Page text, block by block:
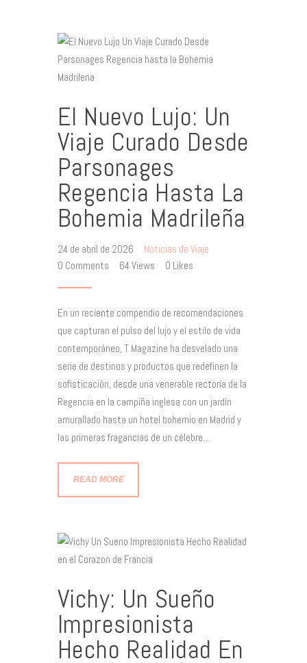
El Nuevo Lujo: Un
Viaje Curado Desde
Parsonages
Regencia Hasta La
Bohemia Madrileña
24 de abril de 2026
Noticias de Viaje
0 Comments 64 Views 0 Likes
En un reciente compendio de recomendaciones
que capturan el pulso del lujo y el estilo de vida
contemporáneo, T Magazine ha desvelado una
serie de destinos y productos que redefinen la
sofisticación, desde una venerable rectoría de la
Regencia en la campiña inglesa con un jardín
amurallado hasta un hotel bohemio en Madrid y
las primeras fragancias de un célebre…
READ MORE
Vichy: Un Sueño
Impresionista
Hecho Realidad En